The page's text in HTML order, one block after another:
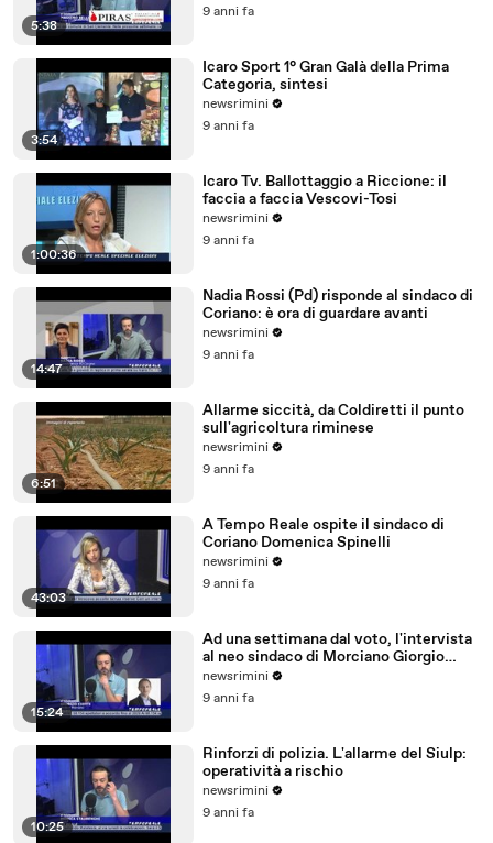
5:38
9 anni fa
3:54
Icaro Sport 1° Gran Galà della Prima
Categoria, sintesi
newsrimini
9 anni fa
1:00:36
Icaro Tv. Ballottaggio a Riccione: il
faccia a faccia Vescovi-Tosi
newsrimini
9 anni fa
14:47
Nadia Rossi (Pd) risponde al sindaco di
Coriano: è ora di guardare avanti
newsrimini
9 anni fa
6:51
Allarme siccità, da Coldiretti il punto
sull'agricoltura riminese
newsrimini
9 anni fa
43:03
A Tempo Reale ospite il sindaco di
Coriano Domenica Spinelli
newsrimini
9 anni fa
15:24
Ad una settimana dal voto, l'intervista
al neo sindaco di Morciano Giorgio
Ciotti
newsrimini
9 anni fa
10:25
Rinforzi di polizia. L'allarme del Siulp:
operatività a rischio
newsrimini
9 anni fa